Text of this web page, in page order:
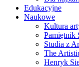
Edukacyjne
Naukowe
Kultura
Pamiętnik
Studia z
The
Henryk